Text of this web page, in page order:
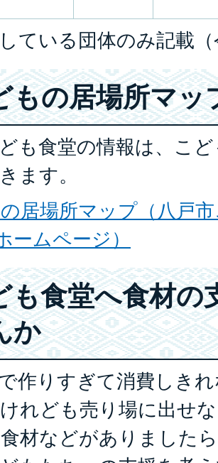
ている団体のみ記載
もの居場所マッ
も食堂の情報は、こ
ます。
居場所マップ（八戸
ームページ）
も食堂へ食材の
か
作りすぎて消費しき
れども売り場に出せ
材などがありました